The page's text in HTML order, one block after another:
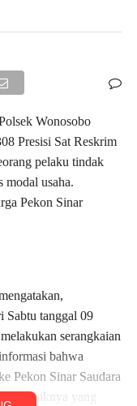
Wonosobo
Presisi Sat Reskrim
pelaku tindak
modal usaha.
Pekon Sinar
Sabtu tanggal 09
serangkaian
bahwa
Pekon Sinar Saudara
anaknya yang